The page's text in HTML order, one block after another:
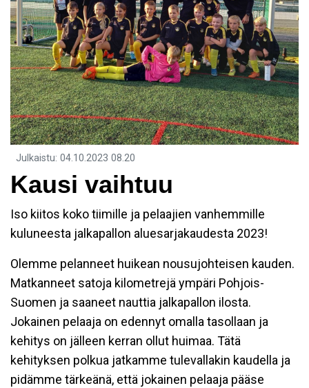
Julkaistu: 04.10.2023 08.20
Kausi vaihtuu
Iso kiitos koko tiimille ja pelaajien vanhemmille
kuluneesta jalkapallon aluesarjakaudesta 2023!
Olemme pelanneet huikean nousujohteisen kauden.
Matkanneet satoja kilometrejä ympäri Pohjois-
Suomen ja saaneet nauttia jalkapallon ilosta.
Jokainen pelaaja on edennyt omalla tasollaan ja
kehitys on jälleen kerran ollut huimaa. Tätä
kehityksen polkua jatkamme tulevallakin kaudella ja
pidämme tärkeänä, että jokainen pelaaja pääse